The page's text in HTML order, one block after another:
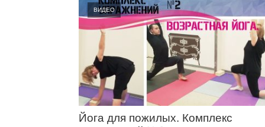
ВИДЕО
Йога для пожилых. Комплекс